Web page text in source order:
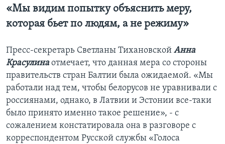
«Мы видим попытку объяснить меру,
которая бьет по людям, а не режиму»
Пресс-секретарь Светланы Тихановской Анна
Красулинаотмечает, что данная мера со стороны
правительств стран Балтии была ожидаемой. «Мы
работали над тем, чтобы белорусов не уравнивали с
россиянами, однако, в Латвии и Эстонии все-таки
было принято именно такое решение», - с
сожалением констатировала она в разговоре с
корреспондентом Русской службы «Голоса